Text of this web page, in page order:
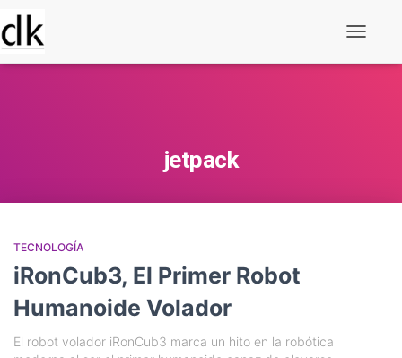
jetpack
TECNOLOGÍA
iRonCub3, El Primer Robot
Humanoide Volador
El robot volador iRonCub3 marca un hito en la robótica